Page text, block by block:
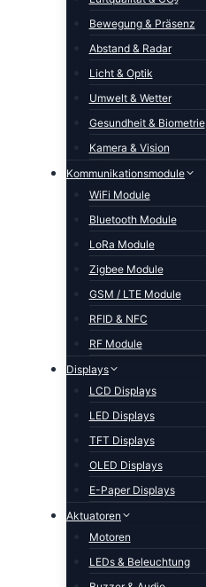
Bewegung & Präsenz
Abstand & Radar
Licht & Optik
Umwelt & Wetter
Gesundheit & Biometrie
Kamera & Vision
Kommunikationsmodule
WiFi Module
Bluetooth Module
LoRa Module
Zigbee Module
GSM / LTE Module
RFID & NFC
RF Module
Displays
LCD Displays
LED Displays
TFT Displays
OLED Displays
E-Paper Displays
Aktuatoren
Motoren
LEDs & Beleuchtung